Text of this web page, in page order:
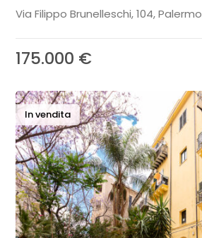
Via Filippo Brunelleschi, 104, Palermo
175.000 €
In vendita